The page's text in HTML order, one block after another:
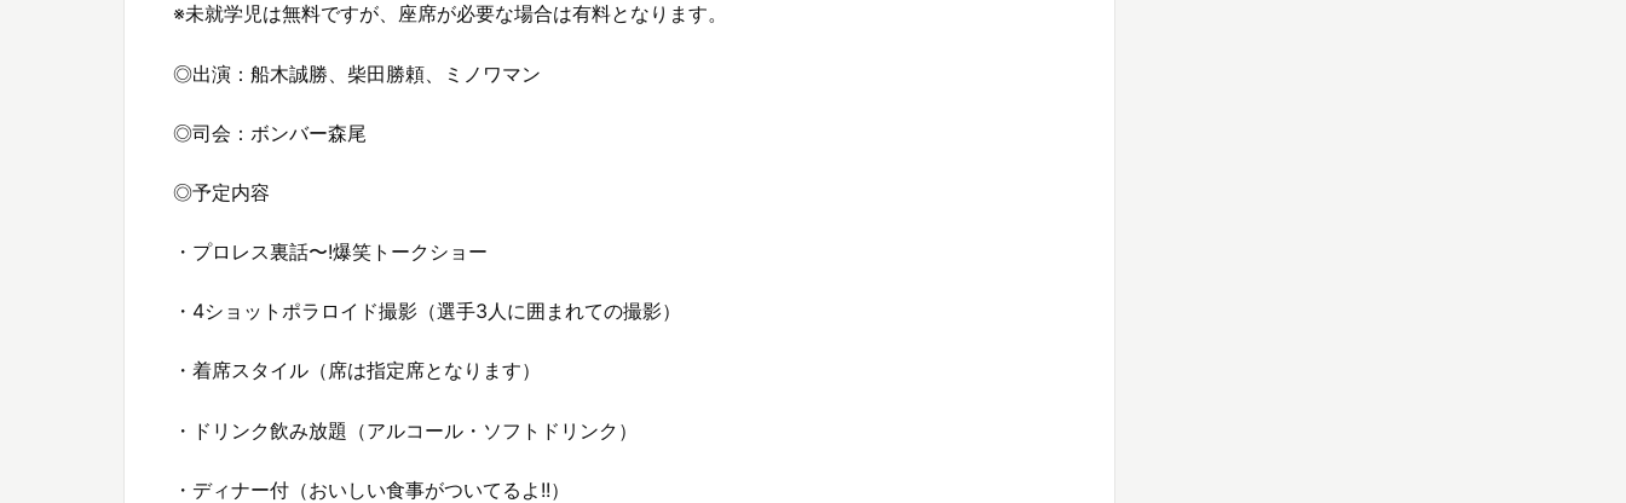
※未就学児は無料ですが、座席が必要な場合は有料となります。
◎出演：船木誠勝、柴田勝頼、ミノワマン
◎司会：ボンバー森尾
◎予定内容
・プロレス裏話〜!爆笑トークショー
・4ショットポラロイド撮影（選手3人に囲まれての撮影）
・着席スタイル（席は指定席となります）
・ドリンク飲み放題（アルコール・ソフトドリンク）
・ディナー付（おいしい食事がついてるよ!!）